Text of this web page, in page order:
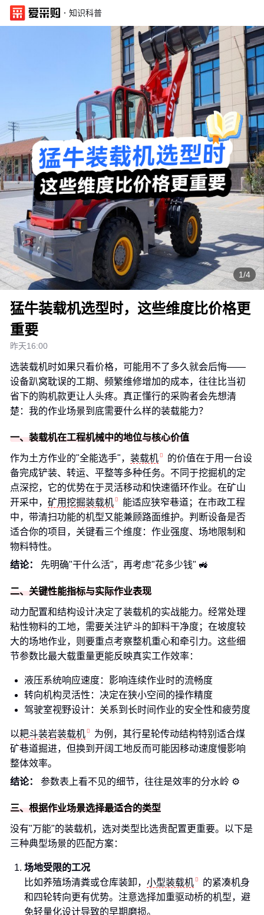
· 知识科普
1/4
猛牛装载机选型时，这些维度比价格更
重要
昨天16:00
选装载机时如果只看价格，可能用不了多久就会后悔——
设备趴窝耽误的工期、频繁维修增加的成本，往往比当初
省下的购机款更让人头疼。真正懂行的采购者会先想清
楚：我的作业场景到底需要什么样的装载能力？
一、装载机在工程机械中的地位与核心价值
作为土方作业的"全能选手"， 装载机
的价值在于用一台设
备完成铲装、转运、平整等多种任务。不同于挖掘机的定
点深挖，它的优势在于灵活移动和快速循环作业。在矿山
开采中， 矿用挖掘装载机
能适应狭窄巷道；在市政工程
中，带清扫功能的机型又能兼顾路面维护。判断设备是否
适合你的项目，关键看三个维度：作业强度、场地限制和
物料特性。
结论：
先明确"干什么活"，再考虑"花多少钱" 🚜
二、关键性能指标与实际作业表现
动力配置和结构设计决定了装载机的实战能力。经常处理
粘性物料的工地，需要关注铲斗的卸料干净度；在坡度较
大的场地作业，则要重点考察整机重心和牵引力。这些细
节参数比最大载重量更能反映真实工作效率：
液压系统响应速度：影响连续作业时的流畅度
转向机构灵活性：决定在狭小空间的操作精度
驾驶室视野设计：关系到长时间作业的安全性和疲劳度
以耙斗装岩装载机
为例，其行星轮传动结构特别适合煤
矿巷道掘进，但换到开阔工地反而可能因移动速度慢影响
整体效率。
结论：
参数表上看不见的细节，往往是效率的分水岭 ⚙️
三、根据作业场景选择最适合的类型
没有"万能"的装载机，选对类型比选贵配置更重要。以下是
三种典型场景的匹配方案：
场地受限的工况
比如养殖场清粪或仓库装卸， 小型装载机
的紧凑机身
和四轮转向更有优势。注意选择加重驱动桥的机型，避
免轻量化设计导致的早期磨损。